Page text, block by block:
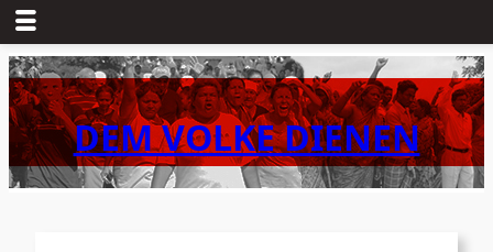
Zum
Inhalt
springenDEM VOLKE DIENEN